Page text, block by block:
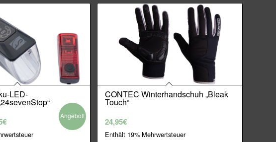
LED-
€Aktueller
Preis
Angebot!
CONTEC Winterhandschuh „Bleak
Touch“
24,95€
Enthält 19% Mehrwertsteuer